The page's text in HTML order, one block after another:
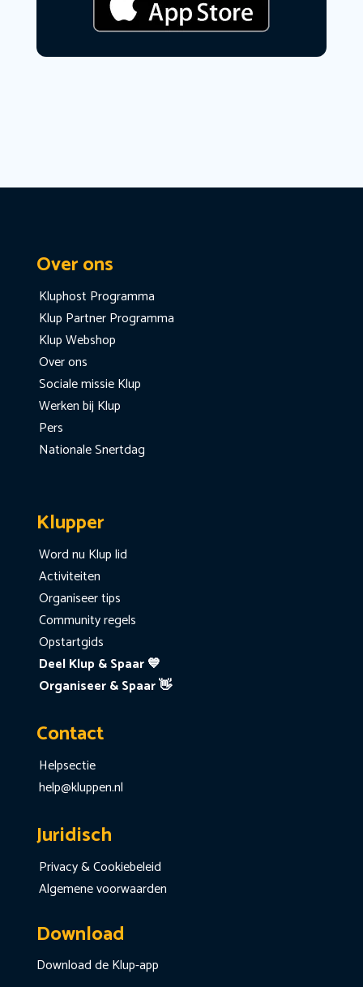
Over ons
Kluphost Programma
Klup Partner Programma
Klup Webshop
Over ons
Sociale missie Klup
Werken bij Klup
Pers
Nationale Snertdag
Klupper
Word nu Klup lid
Activiteiten
Organiseer tips
Community regels
Opstartgids
Deel Klup & Spaar 💙
Organiseer & Spaar 👋
Contact
Helpsectie
help@kluppen.nl
Juridisch
Privacy & Cookiebeleid
Algemene voorwaarden
Download
Download de Klup-app